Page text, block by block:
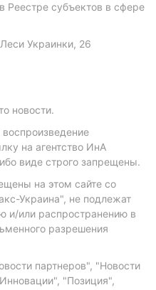
Реестре субъектов в сфере
Украинки, 26
новости.
на агентство ИнА
виде строго запрещены.
на этом сайте со
Украина", не подлежат
и/или распространению в
разрешения
партнеров", "Новости
"Позиция",